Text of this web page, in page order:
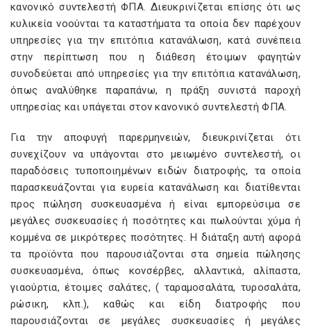
κανονικό συντελεστή ΦΠΑ. Διευκρινίζεται επίσης ότι ως
κυλικεία νοούνται τα καταστήματα τα οποία δεν παρέχουν
υπηρεσίες για την επιτόπια κατανάλωση, κατά συνέπεια
στην περίπτωση που η διάθεση έτοιμων φαγητών
συνοδεύεται από υπηρεσίες για την επιτόπια κατανάλωση,
όπως αναλύθηκε παραπάνω, η πράξη συνιστά παροχή
υπηρεσίας και υπάγεται στον κανονικό συντελεστή ΦΠΑ.
Για την αποφυγή παρερμηνειών, διευκρινίζεται ότι
συνεχίζουν να υπάγονται στο μειωμένο συντελεστή, οι
παραδόσεις τυποποιημένων ειδών διατροφής, τα οποία
παρασκευάζονται για ευρεία κατανάλωση και διατίθενται
προς πώληση συσκευασμένα ή είναι εμπορεύσιμα σε
μεγάλες συσκευασίες ή ποσότητες και πωλούνται χύμα ή
κομμένα σε μικρότερες ποσότητες. Η διάταξη αυτή αφορά
τα προϊόντα που παρουσιάζονται στα σημεία πώλησης
συσκευασμένα, όπως κονσέρβες, αλλαντικά, αλίπαστα,
γιαούρτια, έτοιμες σαλάτες, ( ταραμοσαλάτα, τυροσαλάτα,
ρώσικη, κλπ.), καθώς και είδη διατροφής που
παρουσιάζονται σε μεγάλες συσκευασίες ή μεγάλες